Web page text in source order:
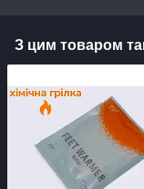
З цим товаром